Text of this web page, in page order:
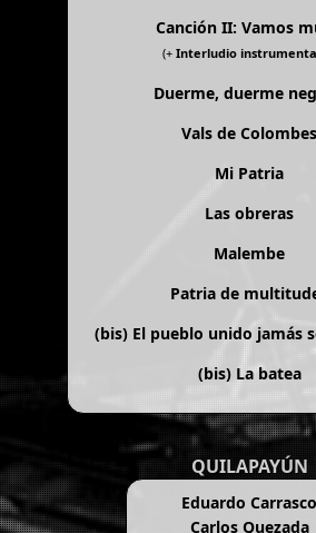
Canción II: Vamos
(+ Interludio
Duerme, duerme
Vals de Colombes
Mi Patria
Las obreras
Malembe
Patria de
(bis) El pueblo unido jamás
(bis) La batea
QUILAPAYÚN
Eduardo Carrasco
Carlos Quezada